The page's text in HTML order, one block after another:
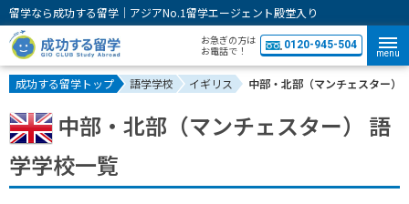
留学なら成功する留学｜アジアNo.1留学エージェント殿堂入り
お急ぎの方は
お電話で！
0120-945-504
menu
成功する留学トップ 語学学校 イギリス 中部・北部（マンチェスター）
中部・北部（マンチェスター） 語
学学校一覧